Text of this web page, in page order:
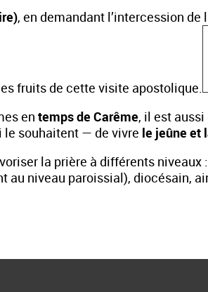
, en demandant l’intercession
fruits de cette visite apostolique.
en temps de Carême, il est
le souhaitent — de vivre le jeûne et
la prière à différents niveaux
niveau paroissial), diocésain,